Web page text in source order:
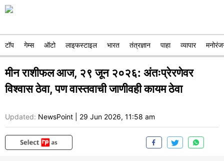
टॉप गेम्स ऑटो लाइफस्टाइल भारत तंत्रज्ञान पाहा व्यापार
मीन राशीफल आज, २९ जून २०२६: अंतःप्रेरणेवर
विश्वास ठेवा, पण वास्तवाची जाणीवही कायम ठेवा
Updated: NewsPoint 29 Jun 2026, 11:58 am